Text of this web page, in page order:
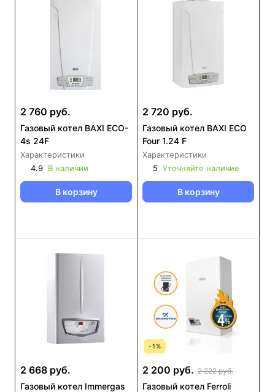
2 760 руб.
Газовый котел BAXI ECO-
4s 24F
Характеристики
4.9 В наличии
В корзину
2 720 руб.
Газовый котел BAXI ECO
Four 1.24 F
Характеристики
5 Уточняйте наличие
В корзину
2 668 руб.
Газовый котел Immergas
-1%
2 200 руб. 2 222 руб.
Газовый котел Ferroli